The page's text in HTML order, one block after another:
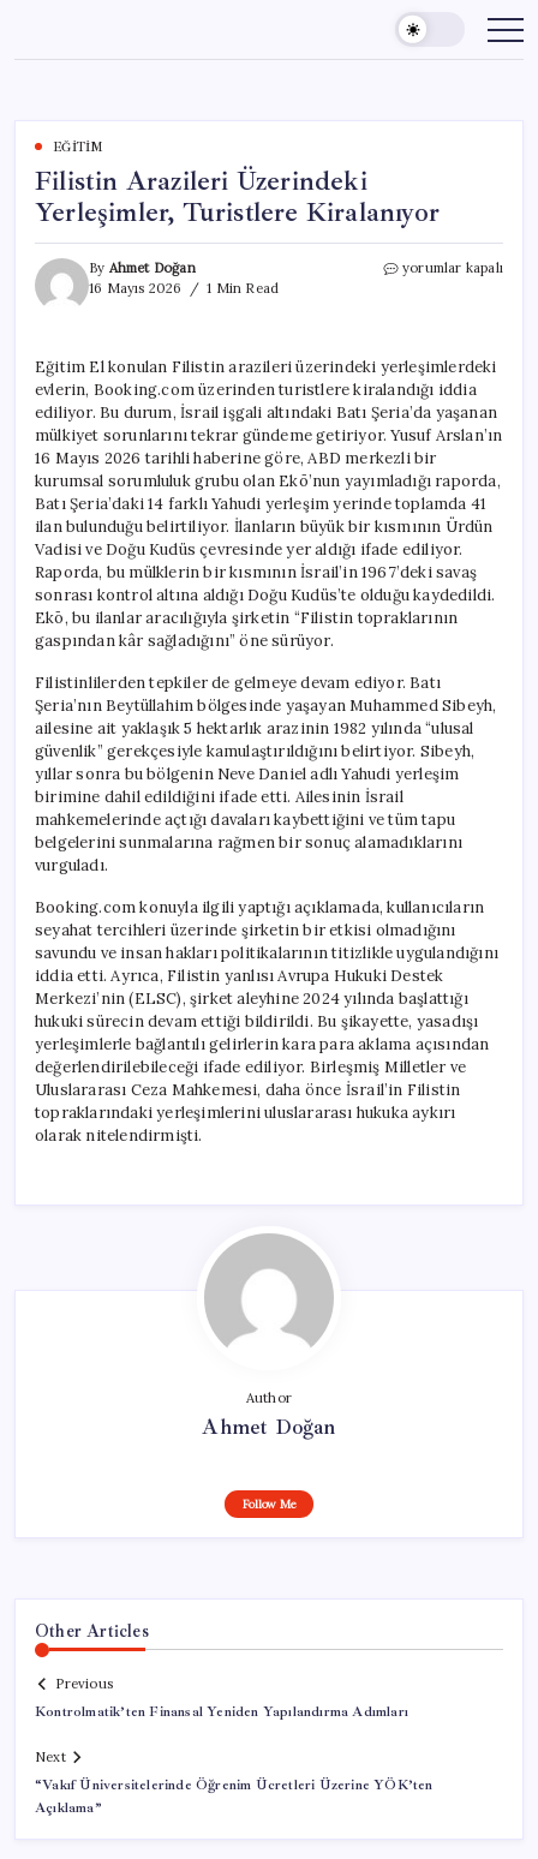
content
EĞITIM
Filistin Arazileri Üzerindeki
Yerleşimler, Turistlere Kiralanıyor
By Ahmet Doğan
16 Mayıs 2026
1 Min Read
Filistin
Kiralanıyor
için
yorumlar kapalı
Eğitim El konulan Filistin arazileri üzerindeki yerleşimlerdeki
evlerin, Booking.com üzerinden turistlere kiralandığı iddia
ediliyor. Bu durum, İsrail işgali altındaki Batı Şeria’da yaşanan
mülkiyet sorunlarını tekrar gündeme getiriyor. Yusuf Arslan’ın
16 Mayıs 2026 tarihli haberine göre, ABD merkezli bir
kurumsal sorumluluk grubu olan Ekō’nun yayımladığı raporda,
Batı Şeria’daki 14 farklı Yahudi yerleşim yerinde toplamda 41
ilan bulunduğu belirtiliyor. İlanların büyük bir kısmının Ürdün
Vadisi ve Doğu Kudüs çevresinde yer aldığı ifade ediliyor.
Raporda, bu mülklerin bir kısmının İsrail’in 1967’deki savaş
sonrası kontrol altına aldığı Doğu Kudüs’te olduğu kaydedildi.
Ekō, bu ilanlar aracılığıyla şirketin “Filistin topraklarının
gaspından kâr sağladığını” öne sürüyor.
Filistinlilerden tepkiler de gelmeye devam ediyor. Batı
Şeria’nın Beytüllahim bölgesinde yaşayan Muhammed Sibeyh,
ailesine ait yaklaşık 5 hektarlık arazinin 1982 yılında “ulusal
güvenlik” gerekçesiyle kamulaştırıldığını belirtiyor. Sibeyh,
yıllar sonra bu bölgenin Neve Daniel adlı Yahudi yerleşim
birimine dahil edildiğini ifade etti. Ailesinin İsrail
mahkemelerinde açtığı davaları kaybettiğini ve tüm tapu
belgelerini sunmalarına rağmen bir sonuç alamadıklarını
vurguladı.
Booking.com konuyla ilgili yaptığı açıklamada, kullanıcıların
seyahat tercihleri üzerinde şirketin bir etkisi olmadığını
savundu ve insan hakları politikalarının titizlikle uygulandığını
iddia etti. Ayrıca, Filistin yanlısı Avrupa Hukuki Destek
Merkezi’nin (ELSC), şirket aleyhine 2024 yılında başlattığı
hukuki sürecin devam ettiği bildirildi. Bu şikayette, yasadışı
yerleşimlerle bağlantılı gelirlerin kara para aklama açısından
değerlendirilebileceği ifade ediliyor. Birleşmiş Milletler ve
Uluslararası Ceza Mahkemesi, daha önce İsrail’in Filistin
topraklarındaki yerleşimlerini uluslararası hukuka aykırı
olarak nitelendirmişti.
Author
Ahmet Doğan
Follow Me
Other Articles
Previous
Kontrolmatik’ten Finansal Yeniden Yapılandırma Adımları
Next
“Vakıf Üniversitelerinde Öğrenim Ücretleri Üzerine YÖK’ten
Açıklama”